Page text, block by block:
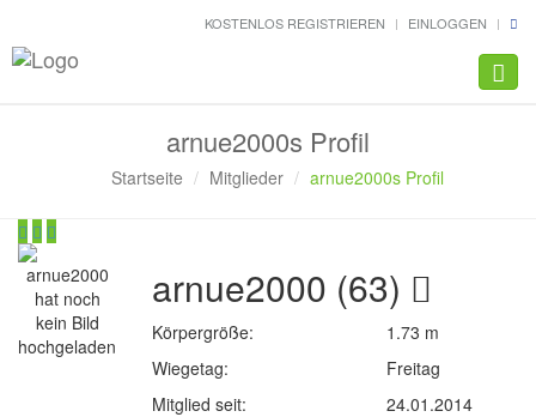
KOSTENLOS REGISTRIEREN EINLOGGEN
arnue2000s Profil
Startseite Mitglieder arnue2000s Profil
arnue2000 (63)
Körpergröße:
1.73 m
Wiegetag:
Freitag
Mitglied seit:
24.01.2014